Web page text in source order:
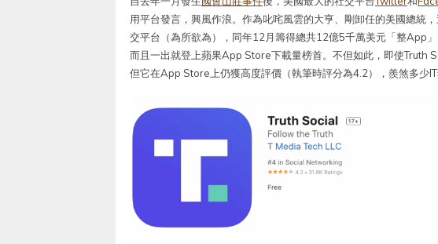
用平台發言，興風作浪。作為叱咤風雲的大亨、剛卸任的美國總統
交平台（為所欲為），同年12月籌得總共12億5千萬美元「整App
而且一出就登上蘋果App Store下載量榜首。不但如此，即使Truth
但它在App Store上仍獲高度評價（執筆時評分為4.2），羨煞多少